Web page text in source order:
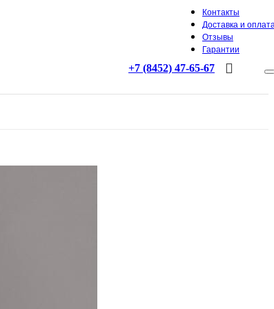
Контакты
Доставка и
Отзывы
Гарантии
+7 (8452) 47-65-67